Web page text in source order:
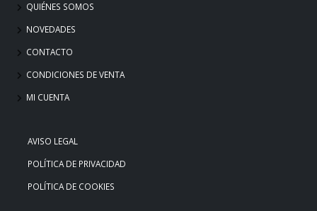
QUIÉNES SOMOS
NOVEDADES
CONTACTO
CONDICIONES DE VENTA
MI CUENTA
AVISO LEGAL
POLÍTICA DE PRIVACIDAD
POLÍTICA DE COOKIES